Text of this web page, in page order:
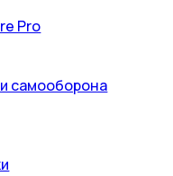
Pro
самооборона